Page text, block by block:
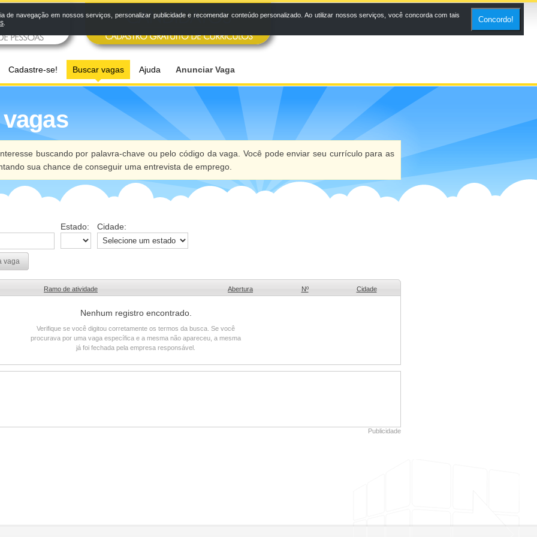
Cadastre-se! Buscar vagas Ajuda Anunciar Vaga
buscando por palavra-chave ou pelo código da vaga. Você pode enviar seu currículo para as
sua chance de conseguir uma entrevista de emprego.
Estado: Cidade:
vaga
Ramo de atividade Abertura Nº Cidade
Nenhum registro encontrado.
Verifique se você digitou corretamente os termos da busca. Se você
procurava por uma vaga específica e a mesma não apareceu, a mesma
já foi fechada pela empresa responsável.
Publicidade
navegação em nossos serviços, personalizar publicidade e recomendar conteúdo personalizado. Ao utilizar nossos serviços, você concorda com tais
Concordo!